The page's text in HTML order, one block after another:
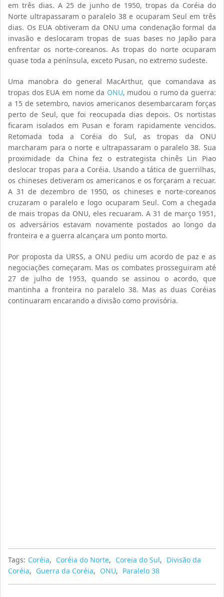
em três dias. A 25 de junho de 1950, tropas da Coréia do
Norte ultrapassaram o paralelo 38 e ocuparam Seul em três
dias. Os EUA obtiveram da ONU uma condenação formal da
invasão e deslocaram tropas de suas bases no Japão para
enfrentar os norte-coreanos. As tropas do norte ocuparam
quase toda a península, exceto Pusan, no extremo sudeste.
Uma manobra do general MacArthur, que comandava as
tropas dos EUA em nome da ONU, mudou o rumo da guerra:
a 15 de setembro, navios americanos desembarcaram forças
perto de Seul, que foi reocupada dias depois. Os nortistas
ficaram isolados em Pusan e foram rapidamente vencidos.
Retomada toda a Coréia do Sul, as tropas da ONU
marcharam para o norte e ultrapassaram o paralelo 38. Sua
proximidade da China fez o estrategista chinês Lin Piao
deslocar tropas para a Coréia. Usando a tática de guerrilhas,
os chineses detiveram os americanos e os forçaram a recuar.
A 31 de dezembro de 1950, os chineses e norte-coreanos
cruzaram o paralelo e logo ocuparam Seul. Com a chegada
de mais tropas da ONU, eles recuaram. A 31 de março 1951,
os adversários estavam novamente postados ao longo da
fronteira e a guerra alcançara um ponto morto.
Por proposta da URSS, a ONU pediu um acordo de paz e as
negociações começaram. Mas os combates prosseguiram até
27 de julho de 1953, quando se assinou o acordo, que
mantinha a fronteira no paralelo 38. Mas as duas Coréias
continuaram encarando a divisão como provisória.
Tags: Coréia, Coréia do Norte, Coreia do Sul, Divisão da
Coréia, Guerra da Coréia, ONU, Paralelo 38